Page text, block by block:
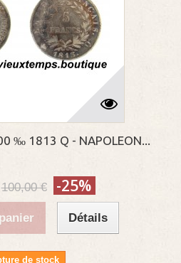
‰ 1813 Q - NAPOLEON...
100,00 € -25%
Détails
de stock